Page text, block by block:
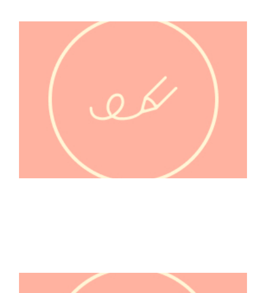
@calindekoala
@capucinegoalard